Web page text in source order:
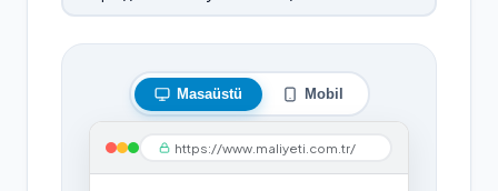
Masaüstü Mobil
https://www.maliyeti.com.tr/